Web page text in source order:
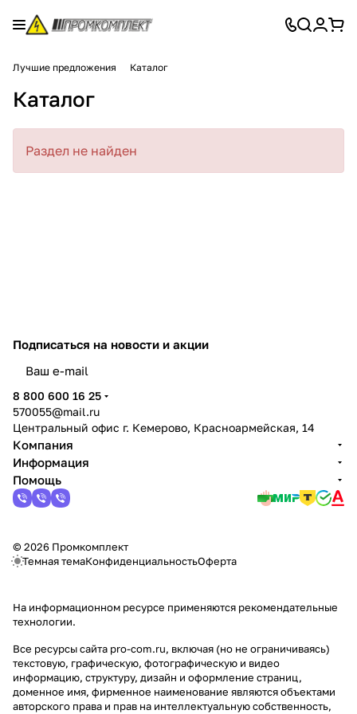
Лучшие предложения Каталог
Каталог
Раздел не найден
Подписаться на новости и акции
8 800 600 16 25
570055@mail.ru
Центральный офис г. Кемерово, Красноармейская, 14
Компания
Информация
Помощь
© 2026 Промкомплект
Темная темаКонфиденциальностьОферта
На информационном ресурсе применяются рекомендательные
технологии.
Все ресурсы сайта pro-com.ru, включая (но не ограничиваясь)
текстовую, графическую, фотографическую и видео
информацию, структуру, дизайн и оформление страниц,
доменное имя, фирменное наименование являются объектами
авторского права и прав на интеллектуальную собственность,